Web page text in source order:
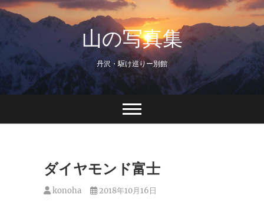
Skip
to
山の写真集
丹沢・駆け巡りー別館
ダイヤモンド富士
konoha
2018年10月16日